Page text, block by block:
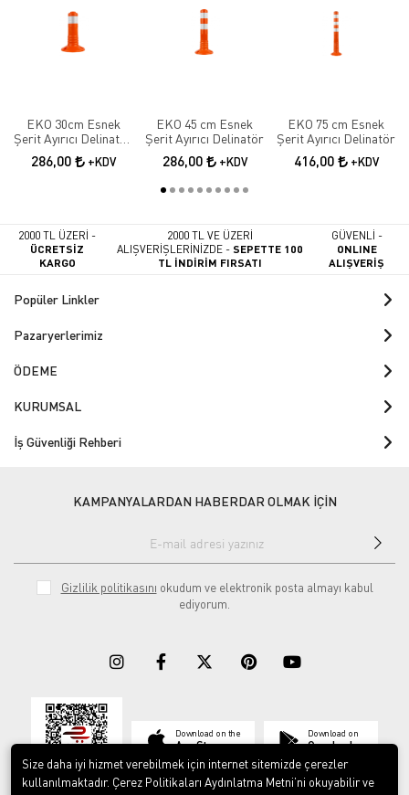
EKO 30cm Esnek
Şerit Ayırıcı Delinatör
Esnek Şerit Ayırıcı
286,00 +KDV
EKO 45 cm Esnek
Şerit Ayırıcı Delinatör
286,00 +KDV
EKO 75 cm Esnek
Şerit Ayırıcı Delinatör
416,00 +KDV
2000 TL ÜZERİ -
ÜCRETSİZ
KARGO
2000 TL VE ÜZERİ
ALIŞVERİŞLERİNİZDE -SEPETTE 100
TL İNDİRİM FIRSATI
GÜVENLİ -
ONLINE
ALIŞVERİŞ
Popüler Linkler
Pazaryerlerimiz
ÖDEME
KURUMSAL
İş Güvenliği Rehberi
KAMPANYALARDAN HABERDAR OLMAK İÇİN
Gizlilik politikasını okudum ve elektronik posta almayı kabul
ediyorum.
Download on the
App Store
Download on
Google play
Size daha iyi hizmet verebilmek için internet sitemizde çerezler
kullanılmaktadır. Çerez Politikaları Aydınlatma Metni’ni okuyabilir ve